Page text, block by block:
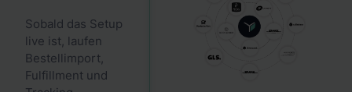
Sobald das Setup
live ist, laufen
Bestellimport,
Fulfillment und